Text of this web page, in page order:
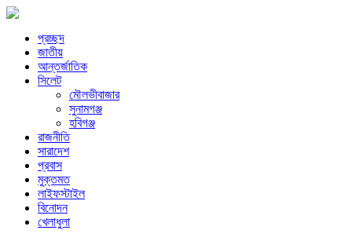
প্রচ্ছদ
জাতীয়
আন্তর্জাতিক
সিলেট
মৌলভীবাজার
সুনামগঞ্জ
হবিগঞ্জ
রাজনীতি
সারাদেশ
প্রবাস
মুক্তমত
লাইফস্টাইল
বিনোদন
খেলাধুলা